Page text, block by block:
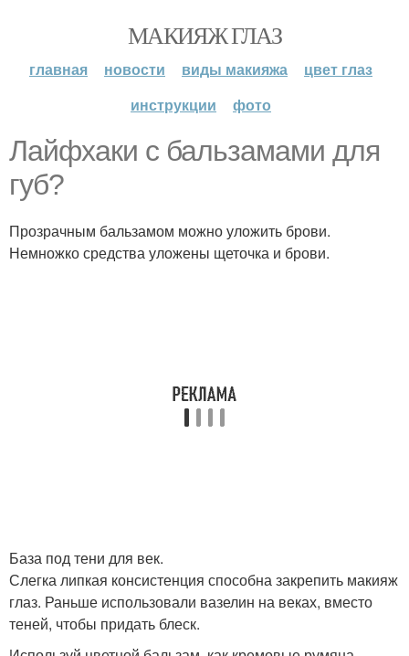
МАКИЯЖ ГЛАЗ
главная новости виды макияжа
цвет глаз
инструкции
фото
Лайфхаки с бальзамами для
губ?
Прозрачным бальзамом можно уложить брови.
Немножко средства уложены щеточка и брови.
База под тени для век.
Слегка липкая консистенция способна закрепить макияж
глаз. Раньше использовали вазелин на веках, вместо
теней, чтобы придать блеск.